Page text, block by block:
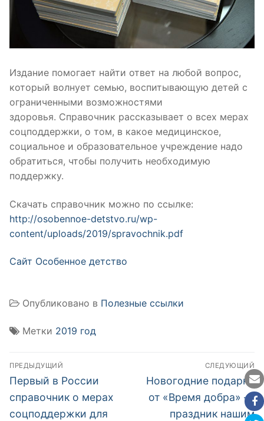
Издание помогает найти ответ на любой вопрос,
который волнует семью, воспитывающую детей с
ограниченными возможностями
здоровья. Справочник рассказывает о всех мерах
соцподдержки, о том, в какое медицинское,
социальное и образовательное учреждение надо
обратиться, чтобы получить необходимую
поддержку.
Скачать справочник можно по ссылке:
http://osobennoe-detstvo.ru/wp-
content/uploads/2019/spravochnik.pdf
Сайт Особенное детство
Опубликовано в Полезные ссылки
Метки 2019 год
Навигация
по
записям
ПРЕДЫДУЩИЙ
Предыдущая
запись:
Первый в России
справочник о мерах
соцподдержки для
СЛЕДУЮЩИЙ
Следующая
запись:
Новогодние подарки
от «Время добра» —
праздник нашим